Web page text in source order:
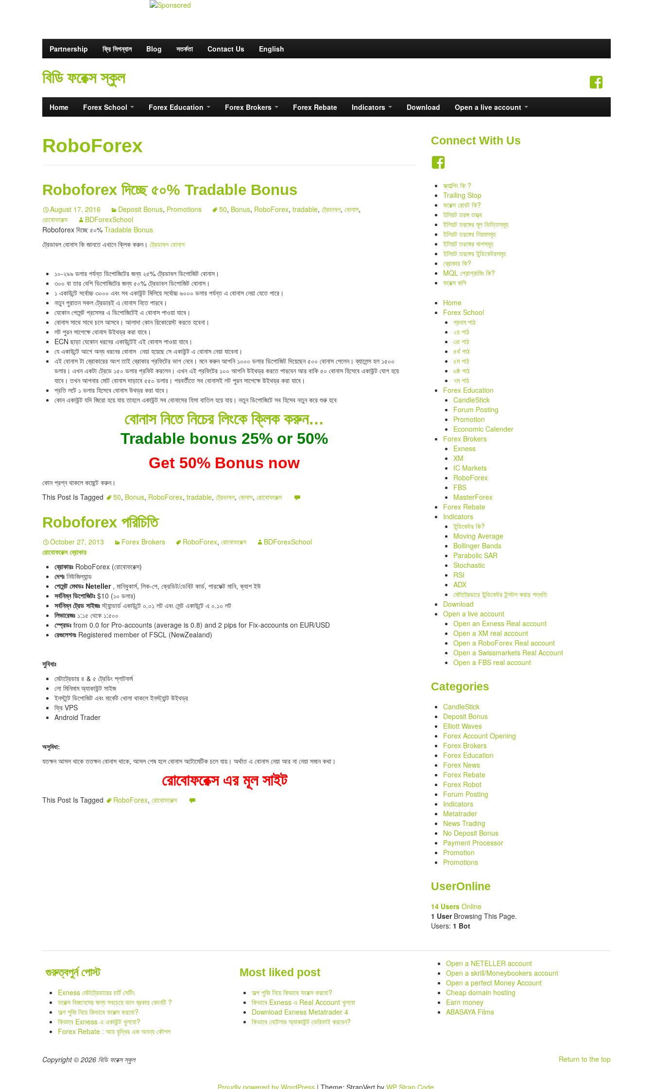
Partnership ফ্রি সিগন্যাল Blog সতর্কতা Contact Us English
বিডি ফরেক্স স্কুল
Home Forex School Forex Education Forex Brokers Forex Rebate Indicators Download Open a live account
RoboForex
Roboforex দিচ্ছে ৫০% Tradable Bonus
August 17, 2016 Deposit Bonus, Promotions 50, Bonus, RoboForex, tradable, ট্রেডাবল, বোনাস,
রোবোফরেক্স
BDForexSchool
Roboforex দিচ্ছে ৫০% Tradable Bonus
ট্রেডাবল বোনাস কি জানতে এখানে ক্লিক করুন। ট্রেডাবল বোনাস
১০-২৯৯ ডলার পর্যন্ত ডিপোজিটের জন্য ২৫% ট্রেডাবল ডিপোজিট বোনাস।
৩০০ বা তার বেশি ডিপোজিটের জন্য ৫০% ট্রেডাবল ডিপোজিট বোনাস।
১ একাউন্টে সর্বোচ্চ ৩০০০ এবং সব একাউন্ট মিলিয়ে সর্বোচ্চ ৬০০০ ডলার পর্যন্ত এ বোনাস নেয়া যেতে পারে।
নতুন পুরাতন সকল ট্রেডারই এ বোনাস নিতে পারবে।
যেকোন পেমেন্ট প্রসেসর এ ডিপোজিটেই এ বোনাস পাওয়া যাবে।
বোনাস সাথে সাথে চলে আসবে। আলাদা কোন রিকোয়েস্ট করতে হবেনা।
লট পুরন সাপেক্ষে বোনাস উইথড্র করা যাবে।
ECN ছাড়া যেকোন ধরনের একাউন্টেই এই বোনাস পাওয়া যাবে।
যে একাউন্টে আগে অন্য ধরনের বোনাস নেয়া হয়েছে সে একাউন্ট এ বোনাস নেয়া যাবেনা।
এই বোনাস টা ব্রোকারের অংশ তাই ব্রোকার প্রফিটের ভাগ নেবে। মনে করুন আপনি ১০০০ ডলার ডিপোজিট দিয়েছেন ৫০০ বোনাস পেলেন। ব্যালেন্স হল ১৫০০
ডলার। এখন একটা ট্রেডে ১৫০ ডলার প্রফিট করলেন। এখন এই প্রফিটের ১০০ আপনি উইথড্র করতে পারবেন আর বাকি ৫০ বোনাস হিসেবে একাউন্ট যোগ হয়ে
যাবে। তখন আপনার মোট বোনাস দাড়াবে ৫৫০ ডলার। পরবর্তীতে সব বোনাসই লট পুরন সাপেক্ষে উইথড্র করা যাবে।
প্রতি লটে ১ ডলার হিসেবে বোনাস উথড্র করা যাবে।
কোন একাউন্ট যদি জিরো হয়ে যায় তাহলে একাউন্ট সব বোনাসের হিসা বাতিল হয়ে যায়। নতুন ডিপোজিটে সব হিসেব নতুন করে শুরু হবে
বোনাস নিতে নিচের লিংকে ক্লিক করুন…
Tradable bonus 25% or 50%
Get 50% Bonus now
কোন প্রশ্ন থাকলে কমেন্টে করুন।
This Post Is Tagged
50, Bonus, RoboForex, tradable, ট্রেডাবল, বোনাস, রোবোফরেক্স
Roboforex পরিচিতি
October 27, 2013 Forex Brokers RoboForex, রোবোফরেক্স
BDForexSchool
রোবোফরেক্স ব্রোকার
ব্রোকারঃ RoboForex (রোবোফরেক্স)
দেশঃ নিউজিল্যান্ড
পেমেন্ট মেথডঃ Neteller , মানিবুকার্স, লিক-পে, ক্রেডিট/ডেবিট কার্ড, পারফেক্ট মানি, ক্যাশ ইউ
সর্বনিম্ন ডিপোজিটঃ $10 (১০ ডলার)
সর্বনিম্ন ট্রেড সাইজঃস্ট্যান্ডার্ড একাউন্টে ০.০১ লট এবং সেন্ট একাউন্টে এ ০.১০ লট
লিভারেজঃ ১:১৫ থেকে ১:৫০০
স্প্রেডঃ from 0.0 for Pro-accounts (average is 0.8) and 2 pips for Fix-accounts on EUR/USD
রেগুলেশনঃ Registered member of FSCL (NewZealand)
সুবিধাঃ
মেটাট্রেডার ৪ & ৫ ট্রেডিং প্লাটফর্ম
লো মিনিমাম অ্যাকাউন্ট সাইজ
ইনস্টান্ট ডিপোজিট এবং মার্কেট খোলা থাকলে ইনস্ট্যান্ট উইথড্র
ফ্রি VPS
Android Trader
অসুবিধা:
যতক্ষন আসল থাকে ততক্ষন বোনাস থাকে, আসল শেষ হলে বোনাস অটোমেটিক চলে যায়। অর্থাত এ বোনাস নেয়া আর না নেয়া সমান কথা।
রোবোফরেক্স এর মূল সাইট
This Post Is Tagged RoboForex, রোবোফরেক্স
Connect With Us
স্ক্যাল্পিং কি ?
Trailing Stop
ফরেক্স রোবট কি?
ইলিয়ট তরঙ্গ তত্ত্ব
ইলিয়ট তরঙ্গের মূল ভিত্তিসমূহ
ইলিয়ট তরঙ্গের নিয়মসমূহ
ইলিয়ট তরঙ্গের ধাপসমূহ
ইলিয়ট তরঙ্গের ইন্ডিকেটরসমূহ
ব্রোকার কি?
MQL প্রোগ্রামিং কি?
ফরেক্স কপি
Home
Forex School
প্রথম পাঠ
২য় পাঠ
৩য় পাঠ
৪র্থ পাঠ
৫ম পাঠ
৬ষ্ঠ পাঠ
৭ম পাঠ
Forex Education
CandleStick
Forum Posting
Promotion
Economic Calender
Forex Brokers
Exness
XM
IC Markets
RoboForex
FBS
MasterForex
Forex Rebate
Indicators
ইন্ডিকেটর কি?
Moving Average
Bollinger Bands
Parabolic SAR
Stochastic
RSI
ADX
মেটাট্রেডারে ইন্ডিকেটর ইন্সটল করার পদ্ধতি
Download
Open a live account
Open an Exness Real account
Open a XM real account
Open a RoboForex Real account
Open a Swissmarkets Real Account
Open a FBS real account
Categories
CandleStick
Deposit Bonus
Elliott Waves
Forex Account Opening
Forex Brokers
Forex Education
Forex News
Forex Rebate
Forex Robot
Forum Posting
Indicators
Metatrader
News Trading
No Deposit Bonus
Payment Processor
Promotion
Promotions
UserOnline
14 Users Online
1 UserBrowsing This Page.
Users: 1 Bot
গুরুত্বপুর্ন পোস্ট
Exness মেটাট্রেডারের চার্ট সেটিং
ফরেক্স বিজনেসের জন্য সবচেয়ে ভাল ব্রকার কোনটি ?
অল্প পুজি নিয়ে কিভাবে ফরেক্স করবো?
কিভাবে Exness এ একাউন্ট খুলবো?
Forex Rebate : আয় বৃদ্ধির এক অনন্য কৌশল
Most liked post
অল্প পুজি নিয়ে কিভাবে ফরেক্স করবো?
কিভাবে Exness এ Real Account খুলবো
Download Exness Metatrader 4
কিভাবে নেটেলার অ্যাকাউন্ট ভেরিফাই করবেন?
Open a NETELLER account
Open a skrill/Moneybookers account
Open a perfect Money Account
Cheap domain hosting
Earn money
ABASAYA Films
Return to the top
Copyright © 2026 বিডি ফরেক্স স্কুল
Proudly powered by WordPress | Theme: StrapVert by WP Strap Code.